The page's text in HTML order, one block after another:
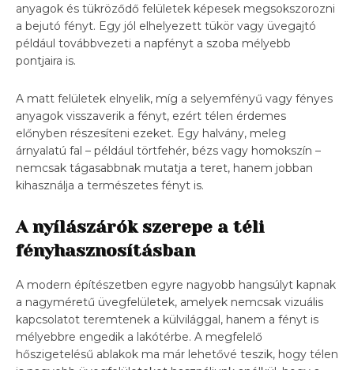
anyagok és tükröződő felületek képesek megsokszorozni
a bejutó fényt. Egy jól elhelyezett tükör vagy üvegajtó
például továbbvezeti a napfényt a szoba mélyebb
pontjaira is.
A matt felületek elnyelik, míg a selyemfényű vagy fényes
anyagok visszaverik a fényt, ezért télen érdemes
előnyben részesíteni ezeket. Egy halvány, meleg
árnyalatú fal – például törtfehér, bézs vagy homokszín –
nemcsak tágasabbnak mutatja a teret, hanem jobban
kihasználja a természetes fényt is.
A nyílászárók szerepe a téli
fényhasznosításban
A modern építészetben egyre nagyobb hangsúlyt kapnak
a nagyméretű üvegfelületek, amelyek nemcsak vizuális
kapcsolatot teremtenek a külvilággal, hanem a fényt is
mélyebbre engedik a lakótérbe. A megfelelő
hőszigetelésű ablakok ma már lehetővé teszik, hogy télen